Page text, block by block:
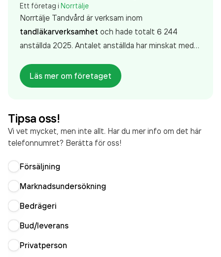
Ett företag i Norrtälje
Norrtälje Tandvård är verksam inom
tandläkarverksamhet och hade totalt 6 244
anställda 2025. Antalet anställda har minskat med
personer på företaget. Bolaget är ett aktiebolag
som varit aktivt sedan 1972. Norrtälje Tandvård
räkenskapsåret (2025).
Läs mer om företaget
Tipsa oss!
Vi vet mycket, men inte allt. Har du mer info om det här
telefonnumret? Berätta för oss!
Försäljning
Marknadsundersökning
Bedrägeri
Bud/leverans
Privatperson